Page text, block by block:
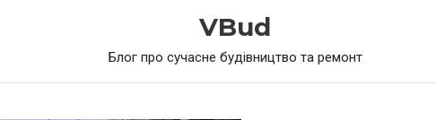
VBud
Блог про сучасне будівництво та ремонт